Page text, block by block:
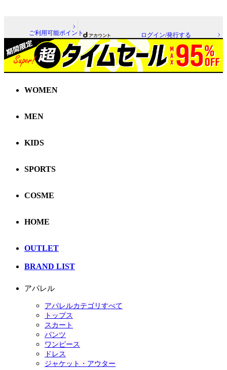
ご利用可能ポイント ログイン/発行する
WOMEN
MEN
KIDS
SPORTS
COSME
HOME
OUTLET
BRAND LIST
アパレル
アパレルカテゴリすべて
トップス
スカート
パンツ
ワンピース
ドレス
ジャケット・アウター